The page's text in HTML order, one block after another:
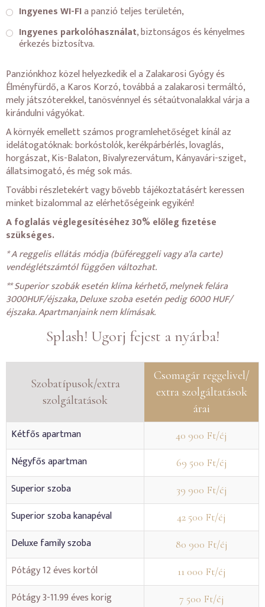
Ingyenes WI-FIa panzió teljes területén,
Ingyenes parkolóhasználat, biztonságos és kényelmes
érkezés biztosítva.
Panziónkhoz közel helyezkedik el a Zalakarosi Gyógy és
Élményfürdő, a Karos Korzó, továbbá a zalakarosi termáltó,
mely játszóterekkel, tanösvénnyel és sétaútvonalakkal várja a
kirándulni vágyókat.
A környék emellett számos programlehetőséget kínál az
idelátogatóknak: borkóstolók, kerékpárbérlés, lovaglás,
horgászat, Kis-Balaton, Bivalyrezervátum, Kányavári-sziget,
állatsimogató, és még sok más.
További részletekért vagy bővebb tájékoztatásért keressen
minket bizalommal az elérhetőségeink egyikén!
A foglalás véglegesítéséhez 30% előleg fizetése
szükséges.
* A reggelis ellátás módja (büféreggeli vagy a'la carte)
vendéglétszámtól függően változhat.
** Superior szobák esetén klíma kérhető, melynek felára
3000HUF/éjszaka, Deluxe szoba esetén pedig 6000 HUF/
éjszaka. Apartmanjaink nem klímásak.
Splash! Ugorj fejest a nyárba!
Szobatípusok/extra
szolgáltatások
Csomagár reggelivel/
extra szolgáltatások
árai
Kétfős apartman 40 900 Ft/éj
Négyfős apartman 69 500 Ft/éj
Superior szoba 39 900 Ft/éj
Superior szoba kanapéval 42 500 Ft/éj
Deluxe family szoba 80 900 Ft/éj
Pótágy 12 éves kortól 11 000 Ft/éj
Pótágy 3-11.99 éves korig 7 500 Ft/éj